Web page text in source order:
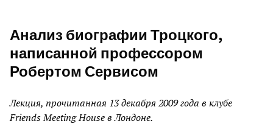
Анализ биографии Троцкого,
написанной профессором
Робертом Сервисом
Лекция, прочитанная 13 декабря 2009 года в клубе
Friends Meeting House в Лондоне.